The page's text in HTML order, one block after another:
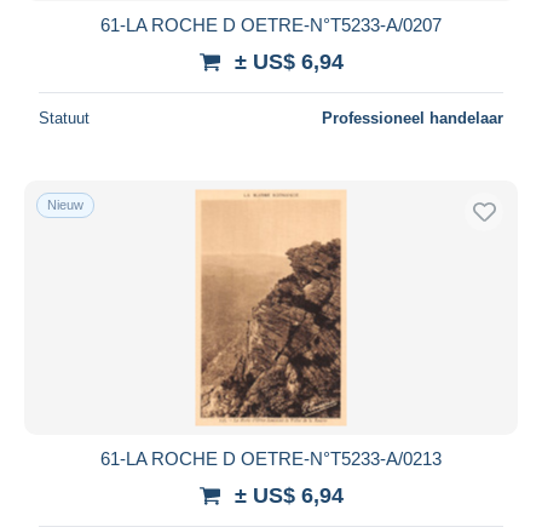
61-LA ROCHE D OETRE-N°T5233-A/0207
± US$ 6,94
Statuut Professioneel handelaar
Nieuw
61-LA ROCHE D OETRE-N°T5233-A/0213
± US$ 6,94